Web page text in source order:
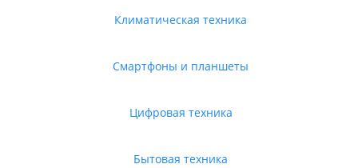
Климатическая техника
Смартфоны и планшеты
Цифровая техника
Бытовая техника